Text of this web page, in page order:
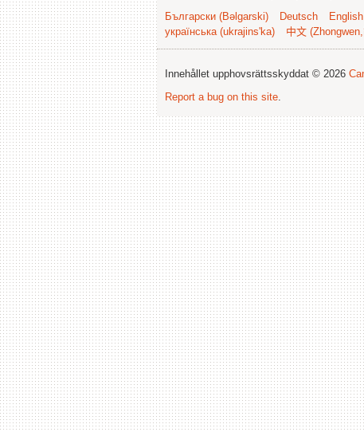
Български (Bəlgarski)
Deutsch English
українська (ukrajins'ka)
中文
Innehållet upphovsrättsskyddat © 2026
Report a bug on this site.